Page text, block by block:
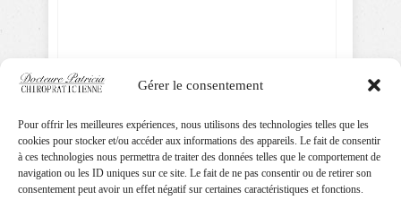
Gérer le consentement
Pour offrir les meilleures expériences, nous utilisons des technologies telles que les
cookies pour stocker et/ou accéder aux informations des appareils. Le fait de consentir
à ces technologies nous permettra de traiter des données telles que le comportement de
navigation ou les ID uniques sur ce site. Le fait de ne pas consentir ou de retirer son
consentement peut avoir un effet négatif sur certaines caractéristiques et fonctions.
SUIVEZ MOI!